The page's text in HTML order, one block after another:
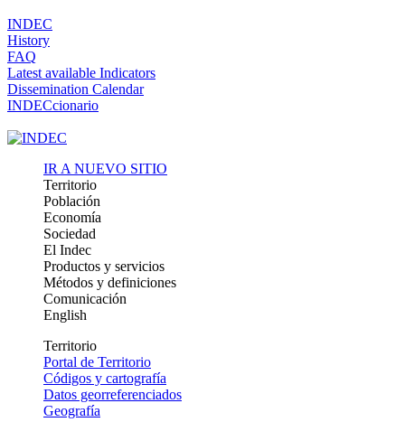
INDEC
History
FAQ
Latest available Indicators
Dissemination Calendar
INDECcionario
IR A NUEVO SITIO
Territorio
Población
Economía
Sociedad
El Indec
Productos y servicios
Métodos y definiciones
Comunicación
English
Territorio
Portal de Territorio
Códigos y cartografía
Datos georreferenciados
Geografía